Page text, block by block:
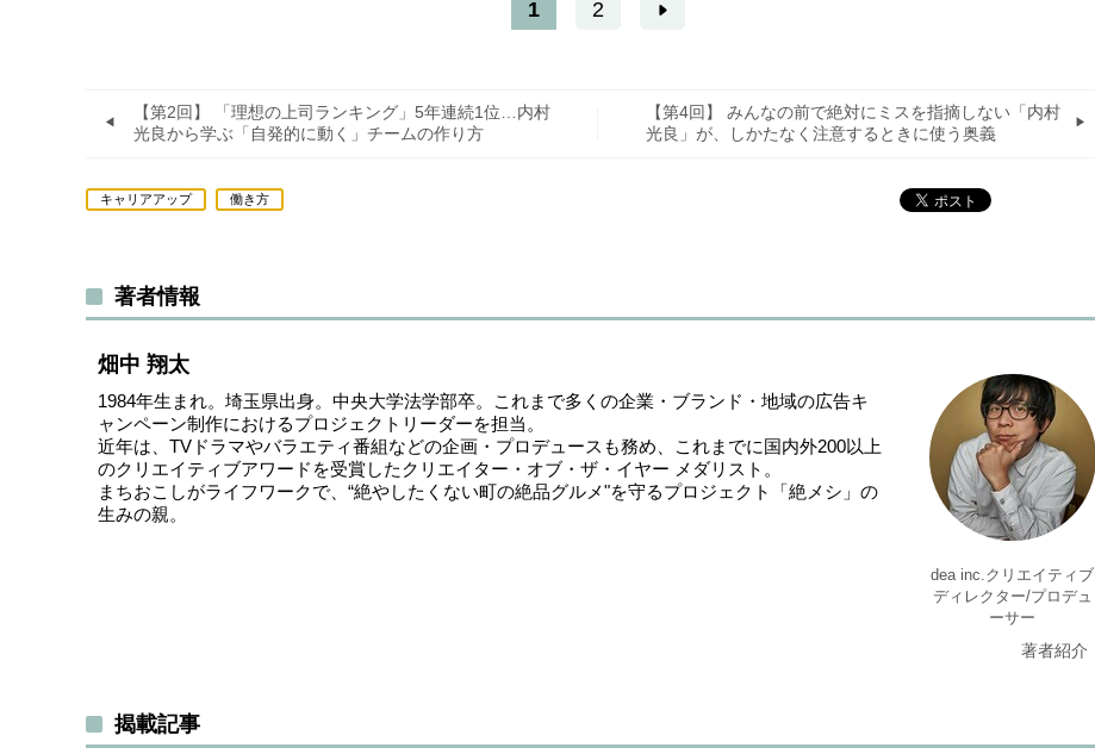
1 2
【第2回】 「理想の上司ランキング」5年連続1位…内村
光良から学ぶ「自発的に動く」チームの作り方
【第4回】 みんなの前で絶対にミスを指摘しない「内村
光良」が、しかたなく注意するときに使う奥義
キャリアアップ 働き方
著者情報
畑中 翔太
1984年生まれ。埼玉県出身。中央大学法学部卒。これまで多くの企業・ブランド・地域の広告キ
ャンペーン制作におけるプロジェクトリーダーを担当。
近年は、TVドラマやバラエティ番組などの企画・プロデュースも務め、これまでに国内外200以上
のクリエイティブアワードを受賞したクリエイター・オブ・ザ・イヤー メダリスト。
まちおこしがライフワークで、“絶やしたくない町の絶品グルメ"を守るプロジェクト「絶メシ」の
生みの親。
dea inc.クリエイティブ
ディレクター/プロデュ
ーサー
著者紹介
揭載記事